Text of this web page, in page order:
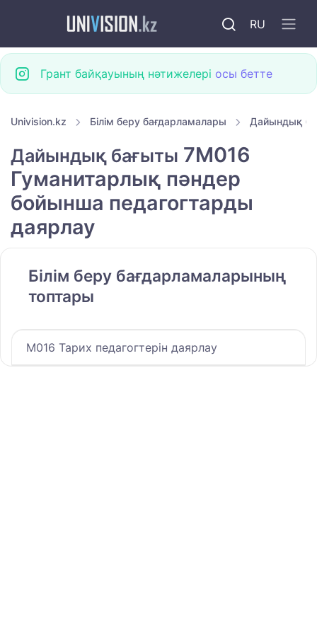
RU
Грант байқауының нәтижелері осы бетте
Univision.kz Білім беру бағдарламалары Дайындық
Дайындық бағыты 7M016
Гуманитарлық пәндер
бойынша педагогтарды
даярлау
Білім беру бағдарламаларының
топтары
M016 Тарих педагогтерін даярлау